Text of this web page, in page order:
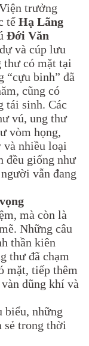
trưởng
tế Hạ Lãng
Đới Văn
và cúp lưu
thư có mặt tại
“cựu binh” đã
cũng có
tái sinh. Các
vú, ung thư
vòm họng,
và nhiều loại
đều giống như
vẫn đang
mà còn là
Những câu
thần kiên
thư đã chạm
mặt, tiếp thêm
dũng khí và
biểu, những
sẻ trong thời